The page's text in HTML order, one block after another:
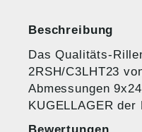
Beschreibung
Das Qualitäts-
2RSH/C3LHT23
Abmessungen
KUGELLAGER